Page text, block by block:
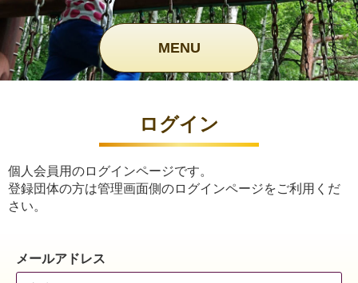
MENU
ログイン
個人会員用のログインページです。
登録団体の方は管理画面側のログインページをご利用くだ
さい。
メールアドレス